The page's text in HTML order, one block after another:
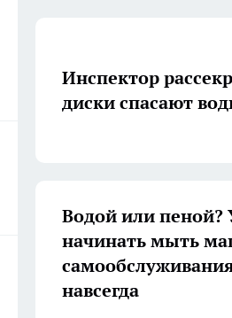
Инспектор
диски спасают
Водой или пеной?
начинать мыть
навсегда